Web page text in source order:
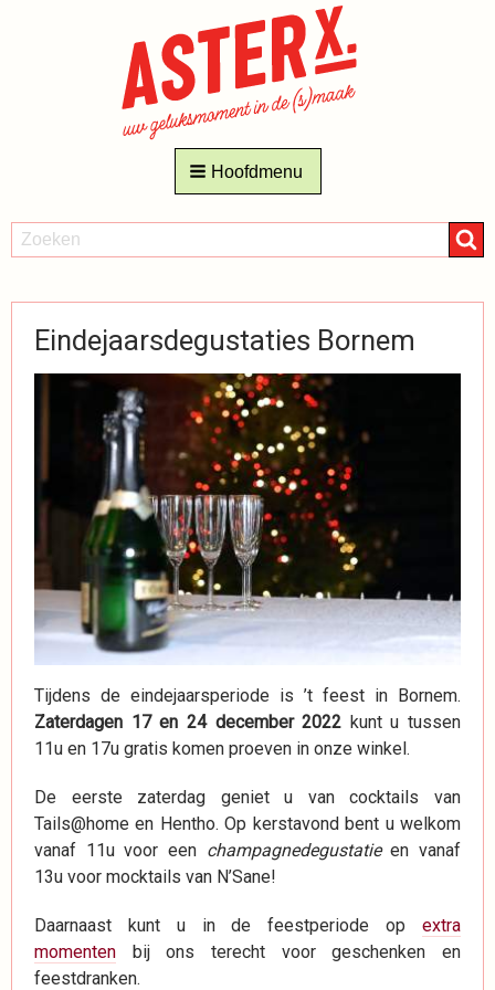
Hoofdmenu
ZOEKEN
Zoeken
Eindejaarsdegustaties Bornem
Tijdens de eindejaarsperiode is ’t feest in Bornem.
Zaterdagen 17 en 24 december 2022 kunt u tussen
11u en 17u gratis komen proeven in onze winkel.
De eerste zaterdag geniet u van cocktails van
Tails@home en Hentho. Op kerstavond bent u welkom
vanaf 11u voor een champagnedegustatieen vanaf
13u voor mocktails van N’Sane!
Daarnaast kunt u in de feestperiode op extra
momenten bij ons terecht voor geschenken en
feestdranken.